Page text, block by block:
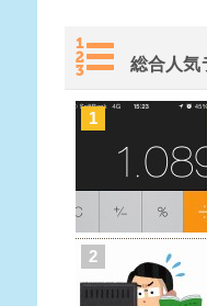
総合人気
1
2